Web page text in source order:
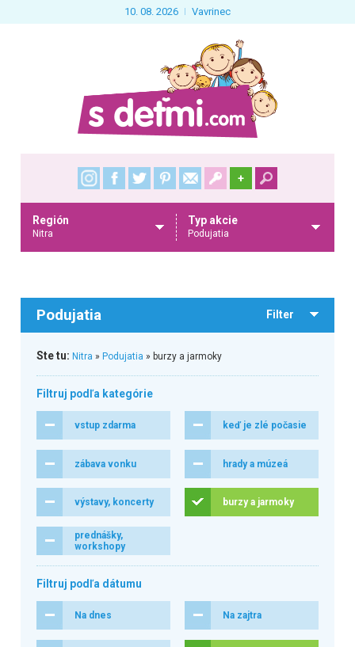
10. 08. 2026 Vavrinec
+
Región
Nitra
Typ akcie
Podujatia
Podujatia Filter
Ste tu: Nitra » Podujatia » burzy a jarmoky
Filtruj podľa kategórie
vstup zdarma keď je zlé počasie
zábava vonku hrady a múzeá
výstavy, koncerty burzy a jarmoky
prednášky,
workshopy
Filtruj podľa dátumu
Na dnes Na zajtra